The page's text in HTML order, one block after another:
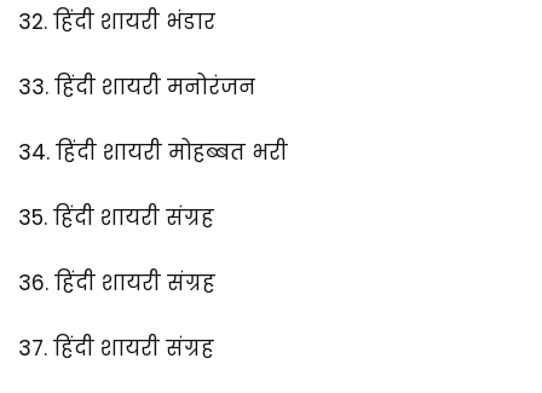
32. हिंदी शायरी भंडार
33. हिंदी शायरी मनोरंजन
34. हिंदी शायरी मोहब्बत भरी
35. हिंदी शायरी संग्रह
36. हिंदी शायरी संग्रह
37. हिंदी शायरी संग्रह